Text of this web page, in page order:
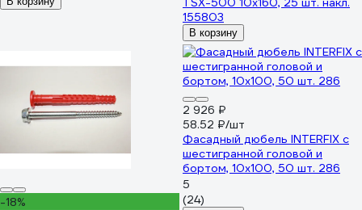
155803
В корзину
-18%
2 926 ₽
58.52 ₽/шт
Фасадный дюбель INTERFIX с
шестигранной головой и
бортом, 10x100, 50 шт. 286
5
(24)